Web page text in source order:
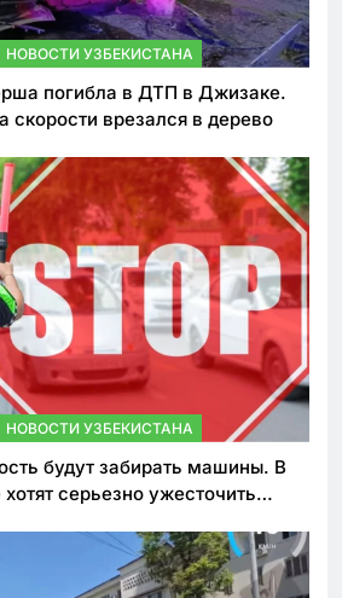
НОВОСТИ УЗБЕКИСТАНА
погибла в ДТП в Джизаке.
скорости врезался в дерево
НОВОСТИ УЗБЕКИСТАНА
будут забирать машины. В
серьезно ужесточить